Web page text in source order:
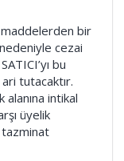
maddelerden bir
cezai
bu
tutacaktır.
alanına intikal
üyelik
tazminat